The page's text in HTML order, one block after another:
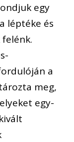
egy
léptéke és
a
meg,
egy-